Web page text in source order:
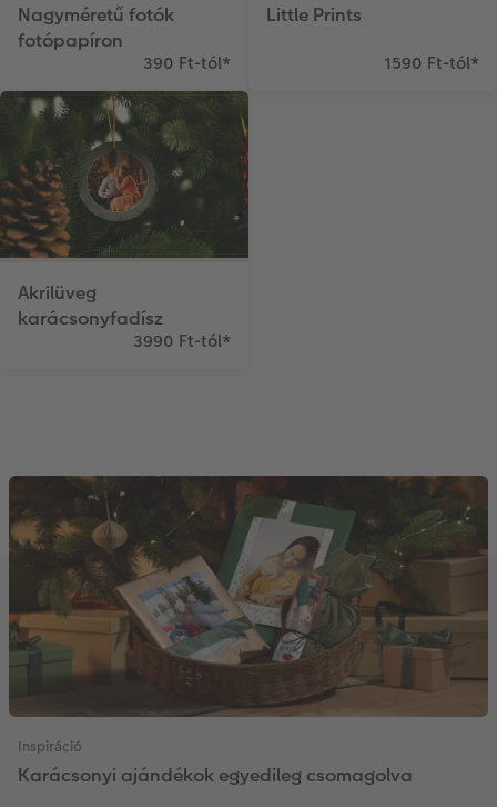
Nagyméretű fotók
fotópapíron
390 Ft-tól*
Little Prints
1590 Ft-tól*
Akrilüveg
karácsonyfadísz
3990 Ft-tól*
Inspiráció
Karácsonyi ajándékok egyedileg csomagolva